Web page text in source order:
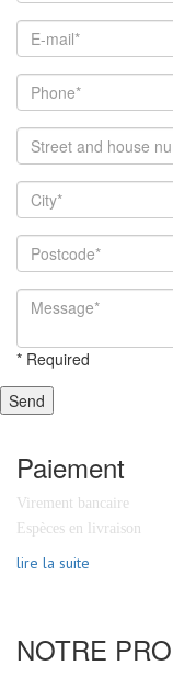
* Required
Send
Paiement
Virement bancaire
Espèces en livraison
lire la suite
NOTRE